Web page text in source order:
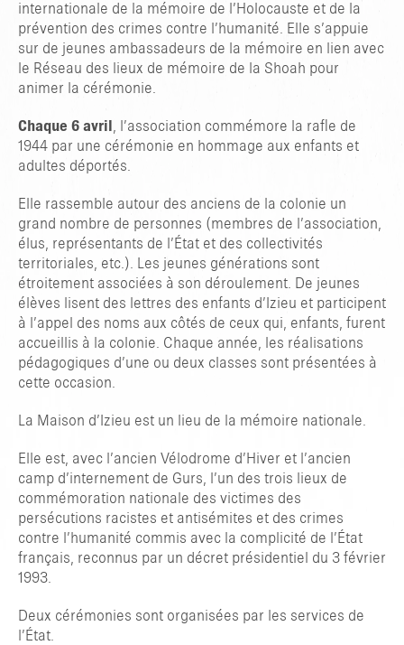
internationale de la mémoire de l’Holocauste et de la
prévention des crimes contre l’humanité. Elle s’appuie
sur de jeunes ambassadeurs de la mémoire en lien avec
le Réseau des lieux de mémoire de la Shoah pour
animer la cérémonie.
Chaque 6 avril , l’association commémore la rafle de
1944 par une cérémonie en hommage aux enfants et
adultes déportés.
Elle rassemble autour des anciens de la colonie un
grand nombre de personnes (membres de l’association,
élus, représentants de l’État et des collectivités
territoriales, etc.). Les jeunes générations sont
étroitement associées à son déroulement. De jeunes
élèves lisent des lettres des enfants d’Izieu et participent
à l’appel des noms aux côtés de ceux qui, enfants, furent
accueillis à la colonie. Chaque année, les réalisations
pédagogiques d’une ou deux classes sont présentées à
cette occasion.
La Maison d’Izieu est un lieu de la mémoire nationale.
Elle est, avec l’ancien Vélodrome d’Hiver et l’ancien
camp d’internement de Gurs, l’un des trois lieux de
commémoration nationale des victimes des
persécutions racistes et antisémites et des crimes
contre l’humanité commis avec la complicité de l’État
français, reconnus par un décret présidentiel du 3 février
1993.
Deux cérémonies sont organisées par les services de
l’État.